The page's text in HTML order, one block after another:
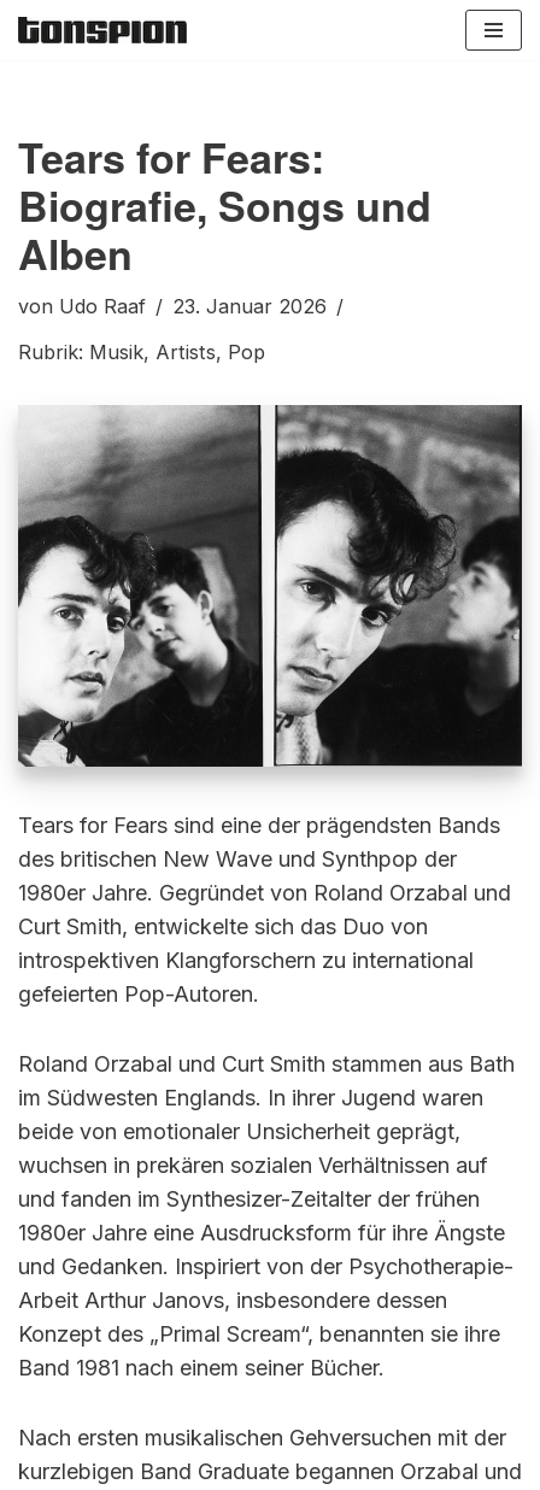
Tears for Fears:
Biografie, Songs und
Alben
von Udo Raaf
23. Januar 2026
Rubrik: Musik, Artists, Pop
Tears for Fears sind eine der prägendsten Bands
des britischen New Wave und Synthpop der
1980er Jahre. Gegründet von Roland Orzabal und
Curt Smith, entwickelte sich das Duo von
introspektiven Klangforschern zu international
gefeierten Pop-Autoren.
Roland Orzabal und Curt Smith stammen aus Bath
im Südwesten Englands. In ihrer Jugend waren
beide von emotionaler Unsicherheit geprägt,
wuchsen in prekären sozialen Verhältnissen auf
und fanden im Synthesizer-Zeitalter der frühen
1980er Jahre eine Ausdrucksform für ihre Ängste
und Gedanken. Inspiriert von der Psychotherapie-
Arbeit Arthur Janovs, insbesondere dessen
Konzept des „Primal Scream“, benannten sie ihre
Band 1981 nach einem seiner Bücher.
Nach ersten musikalischen Gehversuchen mit der
kurzlebigen Band Graduate begannen Orzabal und